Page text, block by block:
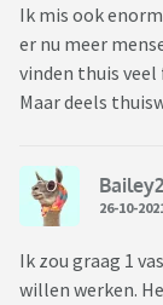
Ik mis ook
er nu meer
vinden thuis veel
Maar deels
26-10-
Ik zou graag 1
willen werken.